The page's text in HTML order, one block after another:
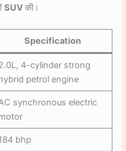
SUVकी।
Specification
4-cylinder strong
petrol engine
synchronous electric
bhp